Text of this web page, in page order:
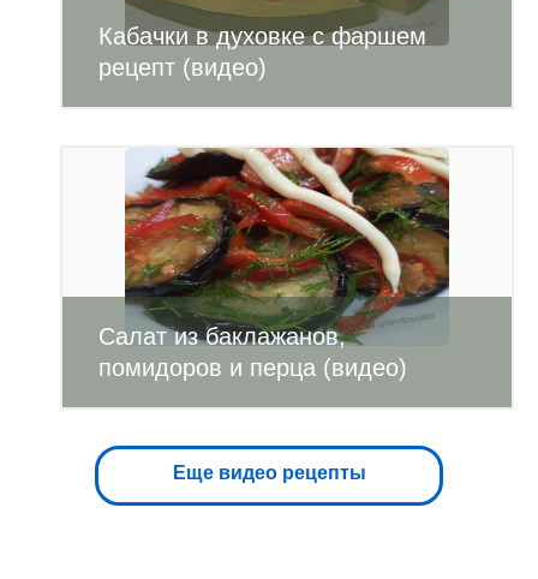
Кабачки в духовке с фаршем
рецепт (видео)
Салат из баклажанов,
помидоров и перца (видео)
Еще видео рецепты